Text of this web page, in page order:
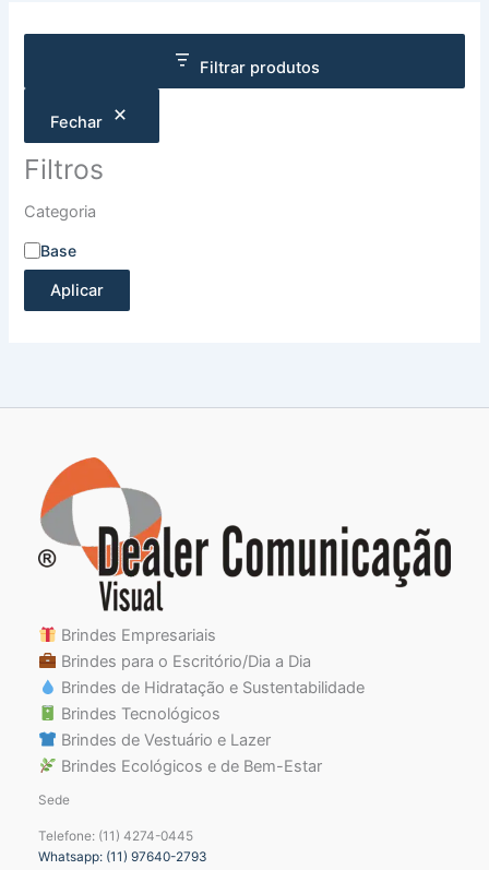
Filtrar produtos
Fechar
Filtros
Categoria
Base
Aplicar
Brindes Empresariais
Brindes para o Escritório/Dia a Dia
Brindes de Hidratação e Sustentabilidade
Brindes Tecnológicos
Brindes de Vestuário e Lazer
Brindes Ecológicos e de Bem-Estar
Sede
Telefone: (11) 4274-0445
Whatsapp: (11) 97640-2793